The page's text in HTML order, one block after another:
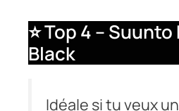
⭐ Top 4 – Suunto
Black
Idéale si tu veux